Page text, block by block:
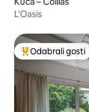
L'Oasis
Među najviše
Odabrali gosti